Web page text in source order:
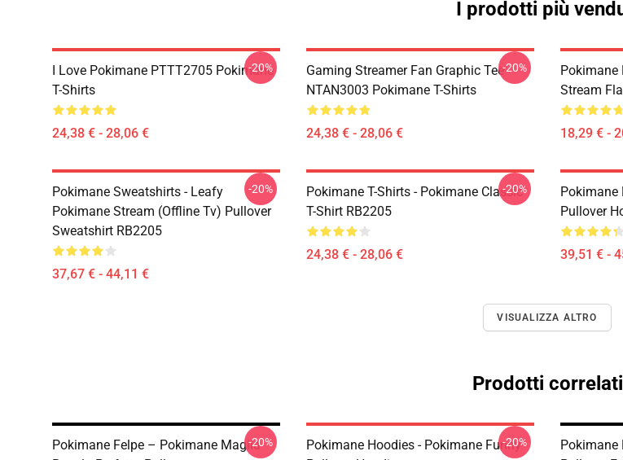
I prodotti più
I Love Pokimane PTTT2705 Pokimane
T-Shirts
24,38 € - 28,06 €
-20%
Gaming Streamer Fan Graphic Tee
NTAN3003 Pokimane T-Shirts
24,38 € - 28,06 €
-20%
Pokimane
Stream
18,29 € -
Pokimane Sweatshirts - Leafy
Pokimane Stream (Offline Tv) Pullover
Sweatshirt RB2205
37,67 € - 44,11 €
-20%
Pokimane T-Shirts - Pokimane Classic
T-Shirt RB2205
24,38 € - 28,06 €
-20%
Pokimane
Pullover
39,51 € -
VISUALIZZA ALTRO
Prodotti correlati
Pokimane Felpe – Pokimane Maglia-20%
Pokimane Hoodies - Pokimane Funny
-20%
Pokimane